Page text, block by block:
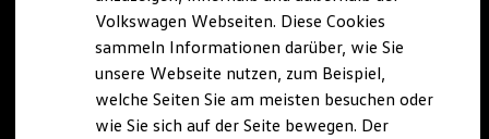
Batterie
Sicherheit
Nachhaltigkeit
Technologie
Kosten und Kauf
Volkswagen Webseiten. Diese Cookies
sammeln Informationen darüber, wie Sie
unsere Webseite nutzen, zum Beispiel,
welche Seiten Sie am meisten besuchen oder
wie Sie sich auf der Seite bewegen. Der